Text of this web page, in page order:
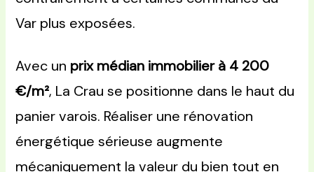
Var plus exposées.
Avec un prix médian immobilier à 4 200
€/m², La Crau se positionne dans le haut du
panier varois. Réaliser une rénovation
énergétique sérieuse augmente
mécaniquement la valeur du bien tout en